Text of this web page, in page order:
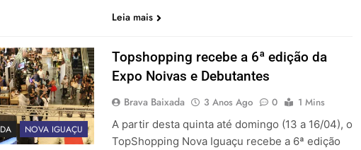
Leia mais
NOVA IGUAÇU
Topshopping recebe a 6ª edição da
Expo Noivas e Debutantes
Brava Baixada 3 Anos Ago 0
1 Mins
A partir desta quinta até domingo (13 a 16/04), o
TopShopping Nova Iguaçu recebe a 6ª edição